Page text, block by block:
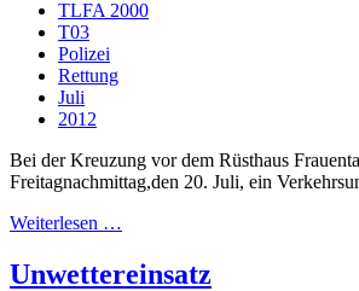
TLFA 2000
T03
Polizei
Rettung
Juli
2012
Bei der Kreuzung vor dem Rüsthaus
Freitagnachmittag,den 20. Juli, ein
Weiterlesen …
Unwettereinsatz